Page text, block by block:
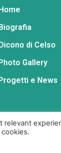
di Celso
Gallery
e News